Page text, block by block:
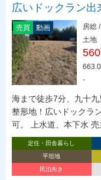
広いドックラン
売買 動画
房総
土地
-
海まで徒歩7分、九十
整形地！広いドックラ
可。 上水道、本下水 売
定住・田舎暮らし
平坦地
民泊向き